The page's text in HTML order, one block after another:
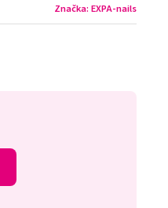
Značka: EXPA-nails